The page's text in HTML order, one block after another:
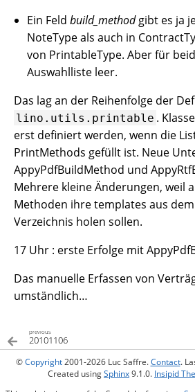
Ein Feldbuild_methodgibt es ja
NoteType als auch in
von PrintableType. Aber für
Auswahlliste leer.
Das lag an der Reihenfolge der
lino.utils.printable .
erst definiert werden, wenn die
PrintMethods gefüllt ist. Neue
AppyPdfBuildMethod und
Mehrere kleine Änderungen, weil
Methoden ihre templates aus
Verzeichnis holen sollen.
17 Uhr : erste Erfolge mit
Das manuelle Erfassen von
umständlich…
previous
20101106
©Copyright2001-2026 Luc Saffre.Contact.
Created usingSphinx9.1.0. Insipid